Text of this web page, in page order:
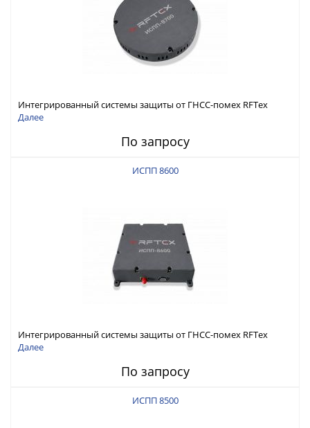
Интегрированный системы защиты от ГНСС-помех RFТех
ИСПП 8700
Далее
По запросу
ИСПП 8600
Интегрированный системы защиты от ГНСС-помех RFТех
ИСПП 8600
Далее
По запросу
ИСПП 8500